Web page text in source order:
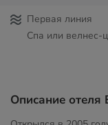
Первая линия
Спа или велнес-
Описание отеля